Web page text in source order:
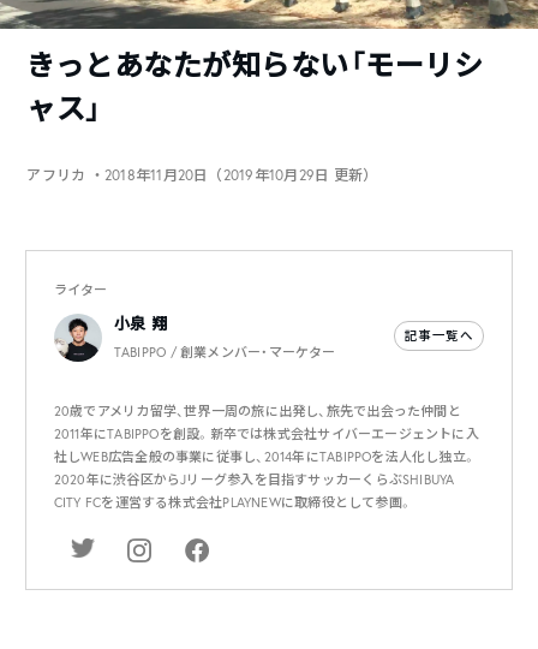
きっとあなたが知らない「モーリシ
ャス」
アフリカ ・2018年11月20日（2019年10月29日 更新）
ライター
小泉 翔
TABIPPO / 創業メンバー・マーケター
記事一覧へ
20歳でアメリカ留学、世界一周の旅に出発し、旅先で出会った仲間と
2011年にTABIPPOを創設。新卒では株式会社サイバーエージェントに入
社しWEB広告全般の事業に従事し、2014年にTABIPPOを法人化し独立。
2020年に渋谷区からJリーグ参入を目指すサッカーくらぶSHIBUYA
CITY FCを運営する株式会社PLAYNEWに取締役として参画。